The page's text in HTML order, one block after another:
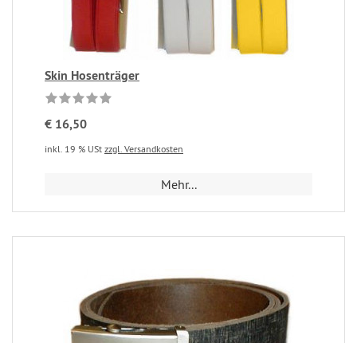
Skin Hosenträger
€ 16,50
inkl. 19 % USt zzgl. Versandkosten
Mehr...